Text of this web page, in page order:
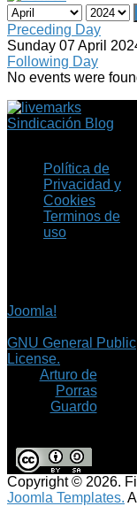
Preceding Day
Sunday 07 April
Following Day
No events were
Sindicación Blog
Política de
Privacidad y
Cookies
Terminos de
uso
Joomla!
GNU General Public
License.
Arturo de
Porras
Guardo
Copyright © 2026.
Joomla Templates.